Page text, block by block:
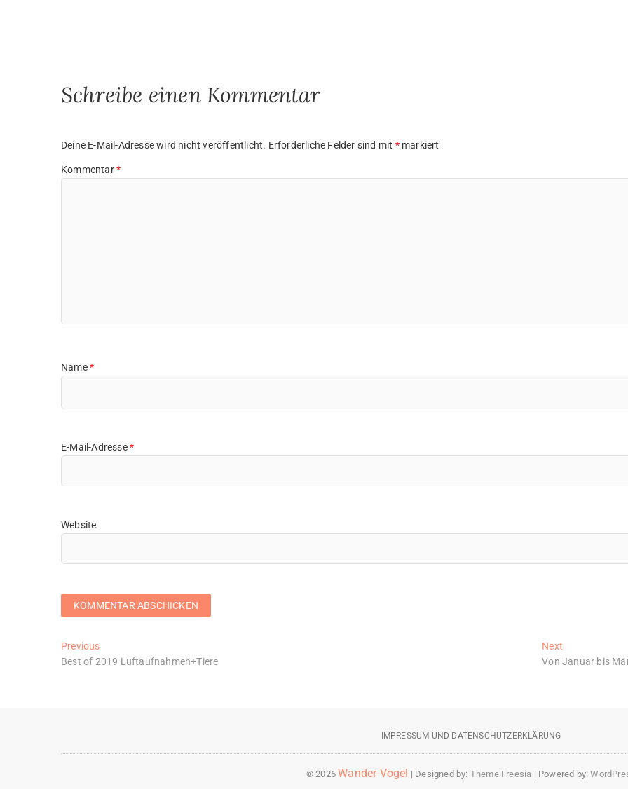
Schreibe einen Kommentar
Deine E-Mail-Adresse wird nicht veröffentlicht. Erforderliche Felder sind mit *markiert
Kommentar*
Name*
E-Mail-Adresse*
Website
Beitragsnavigation
PreviousPrevious
post:
Best of 2019 Luftaufnahmen+Tiere
Next
post:
Von Januar bis
IMPRESSUM UND DATENSCHUTZERKLÄRUNG
© 2026 Wander-Vogel | Designed by: Theme Freesia | Powered by: